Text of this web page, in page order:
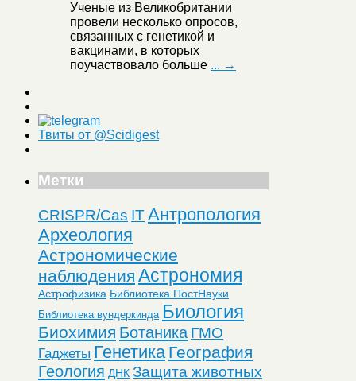
Ученые из Великобритании
провели несколько опросов,
связанных с генетикой и
вакцинами, в которых
поучаствовало больше ... →
Твиты от @Scidigest
Метки
CRISPR/Cas ITАнтропология
Археология
Астрономические
наблюдения Астрономия
Астрофизика Библиотека ПостНауки
Библиотека вундеркинда Биология
Биохимия Ботаника ГМО
Гаджеты Генетика География
Геология ДНК Защита животных